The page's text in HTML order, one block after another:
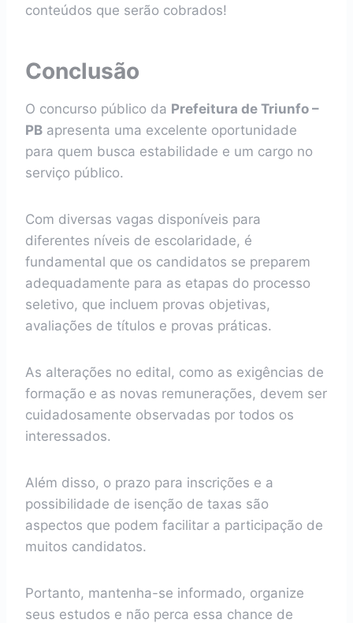
conteúdos que serão cobrados!
Conclusão
O concurso público da Prefeitura de Triunfo –
PB apresenta uma excelente oportunidade
para quem busca estabilidade e um cargo no
serviço público.
Com diversas vagas disponíveis para
diferentes níveis de escolaridade, é
fundamental que os candidatos se preparem
adequadamente para as etapas do processo
seletivo, que incluem provas objetivas,
avaliações de títulos e provas práticas.
As alterações no edital, como as exigências de
formação e as novas remunerações, devem ser
cuidadosamente observadas por todos os
interessados.
Além disso, o prazo para inscrições e a
possibilidade de isenção de taxas são
aspectos que podem facilitar a participação de
muitos candidatos.
Portanto, mantenha-se informado, organize
seus estudos e não perca essa chance de